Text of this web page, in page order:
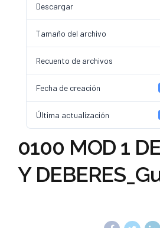
Descargar
Tamaño del archivo
Recuento de archivos
Fecha de creación
Última actualización
0100 MOD 1
Y